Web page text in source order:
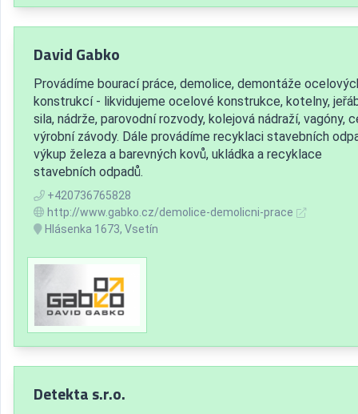
David Gabko
Provádíme bourací práce, demolice, demontáže
konstrukcí - likvidujeme ocelové konstrukce, kotelny,
sila, nádrže, parovodní rozvody, kolejová nádraží, vagóny,
výrobní závody. Dále provádíme recyklaci stavebních
výkup železa a barevných kovů, ukládka a recyklace
stavebních odpadů.
+420736765828
http://www.gabko.cz/demolice-demolicni-prace
Hlásenka 1673, Vsetín
Detekta s.r.o.